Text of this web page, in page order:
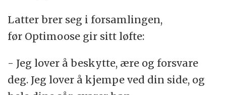
Latter brer seg i forsamlingen,
før Optimoose gir sitt løfte:
- Jeg lover å beskytte, ære og forsvare
deg. Jeg lover å kjempe ved din side, og